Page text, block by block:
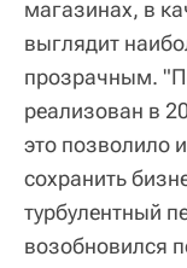
магазинах, в
выглядит
прозрачным.
реализован в
это позволило
сохранить
турбулентный
возобновился